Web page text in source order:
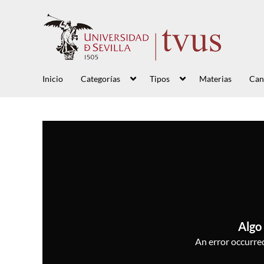
Inicio Categorías Tipos Materias
Algo
An error